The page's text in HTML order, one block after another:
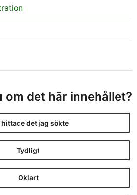
om det här innehållet?
hittade det jag sökte
Tydligt
Oklart